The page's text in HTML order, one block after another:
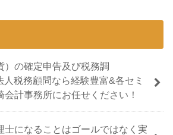
）の確定申告及び税務調
税務顧問なら経験豊富&各セミ
計事務所にお任せください！
士になることはゴールではなく実